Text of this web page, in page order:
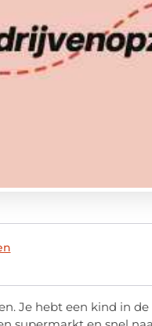
Je hebt een kind in
supermarkt en snel